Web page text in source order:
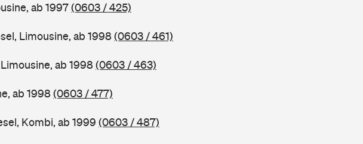
ab 1997(0603 / 425)
Limousine, ab 1998(0603 / 461)
ab 1998(0603 / 463)
ab 1998(0603 / 477)
Kombi, ab 1999 (0603 / 487)